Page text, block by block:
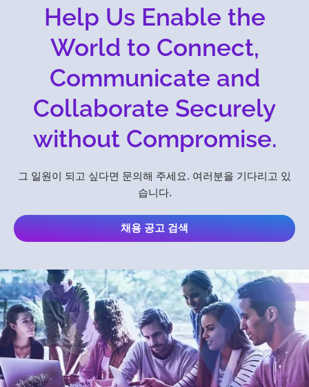
Help Us Enable the
World to Connect,
Communicate and
Collaborate Securely
without Compromise.
그 일원이 되고 싶다면 문의해 주세요. 여러분을 기다리고 있
습니다.
채용 공고 검색